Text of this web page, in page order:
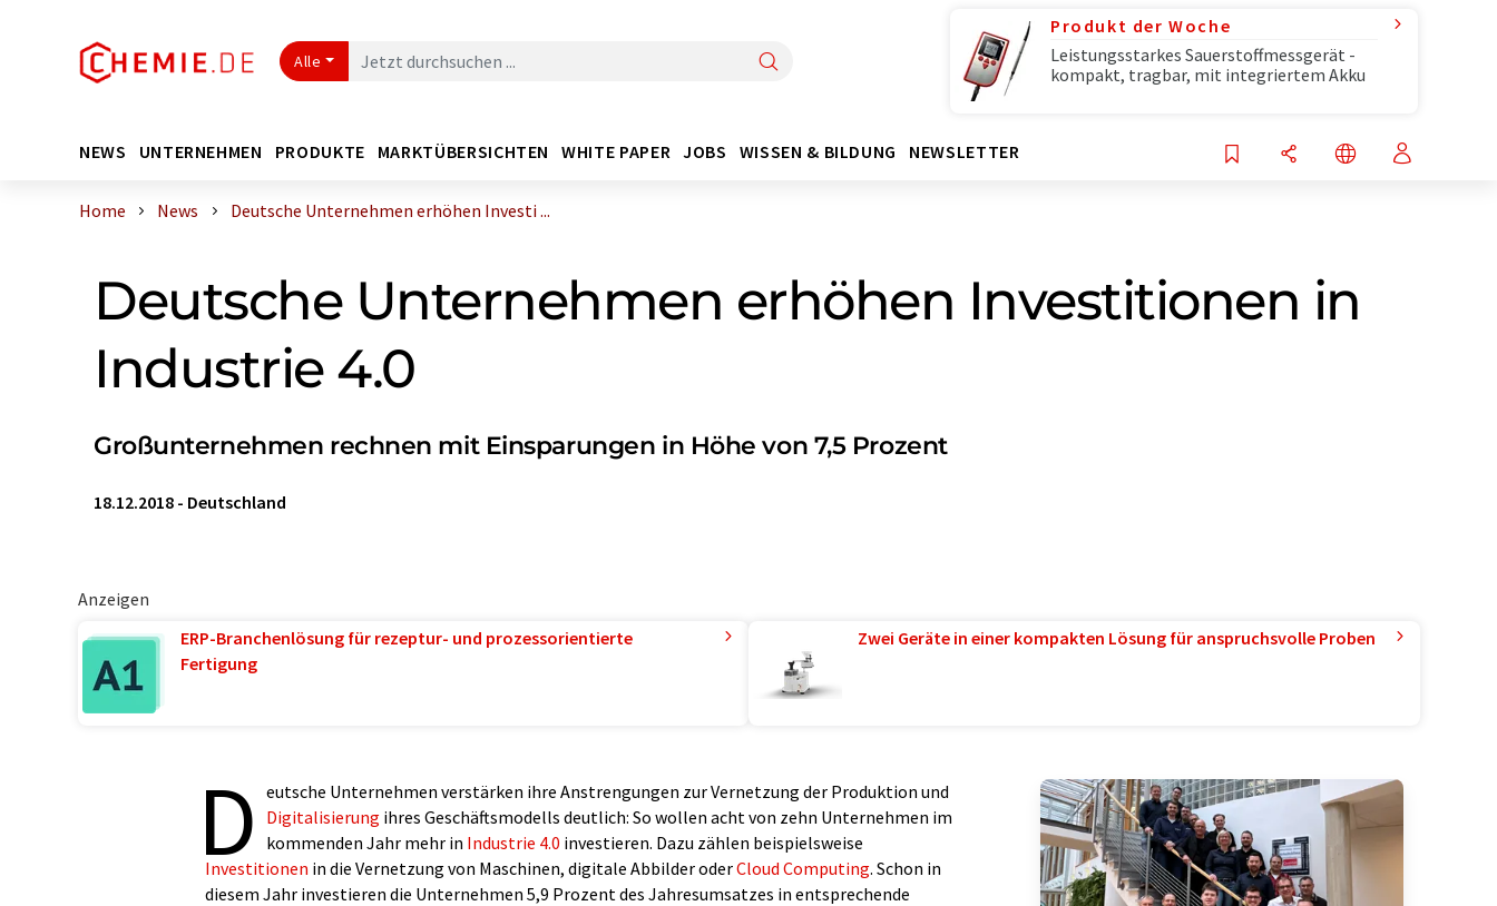
Alle
Produkt der Woche
Leistungsstarkes Sauerstoffmessgerät -
kompakt, tragbar, mit integriertem Akku
NEWS UNTERNEHMEN PRODUKTE MARKTÜBERSICHTEN WHITE PAPER JOBS WISSEN & BILDUNG NEWSLETTER
Home News Deutsche Unternehmen erhöhen Investi ...
Deutsche Unternehmen erhöhen Investitionen in
Industrie 4.0
Großunternehmen rechnen mit Einsparungen in Höhe von 7,5 Prozent
18.12.2018 - Deutschland
Anzeigen
ERP-Branchenlösung für rezeptur- und prozessorientierte
Fertigung
Zwei Geräte in einer kompakten Lösung für anspruchsvolle Proben
D eutsche Unternehmen verstärken ihre Anstrengungen zur Vernetzung der Produktion und
Digitalisierung ihres Geschäftsmodells deutlich: So wollen acht von zehn Unternehmen im
kommenden Jahr mehr in Industrie 4.0 investieren. Dazu zählen beispielsweise
Investitionen in die Vernetzung von Maschinen, digitale Abbilder oderCloud Computing. Schon in
diesem Jahr investieren die Unternehmen 5,9 Prozent des Jahresumsatzes in entsprechende